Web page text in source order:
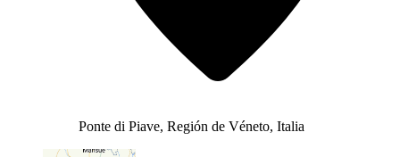
Ponte di Piave, Región de Véneto, Italia